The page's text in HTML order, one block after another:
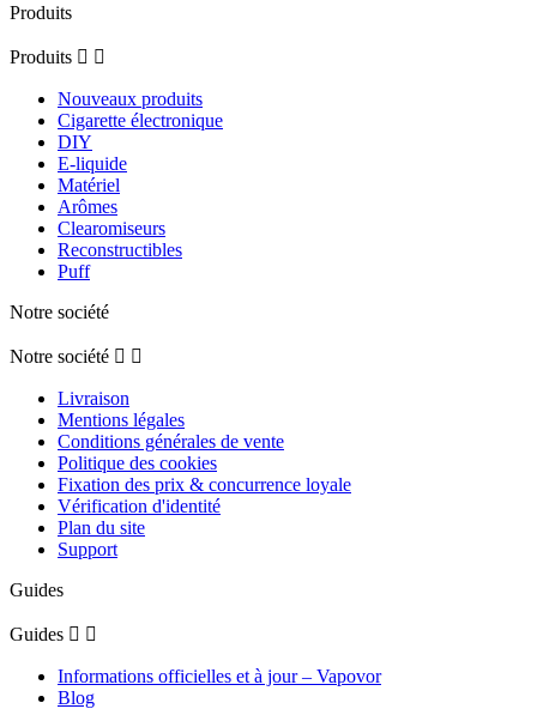
Produits
Produits  
Nouveaux produits
Cigarette électronique
DIY
E-liquide
Matériel
Arômes
Clearomiseurs
Reconstructibles
Puff
Notre société
Notre société  
Livraison
Mentions légales
Conditions générales de vente
Politique des cookies
Fixation des prix & concurrence loyale
Vérification d'identité
Plan du site
Support
Guides
Guides  
Informations officielles et à jour – Vapovor
Blog